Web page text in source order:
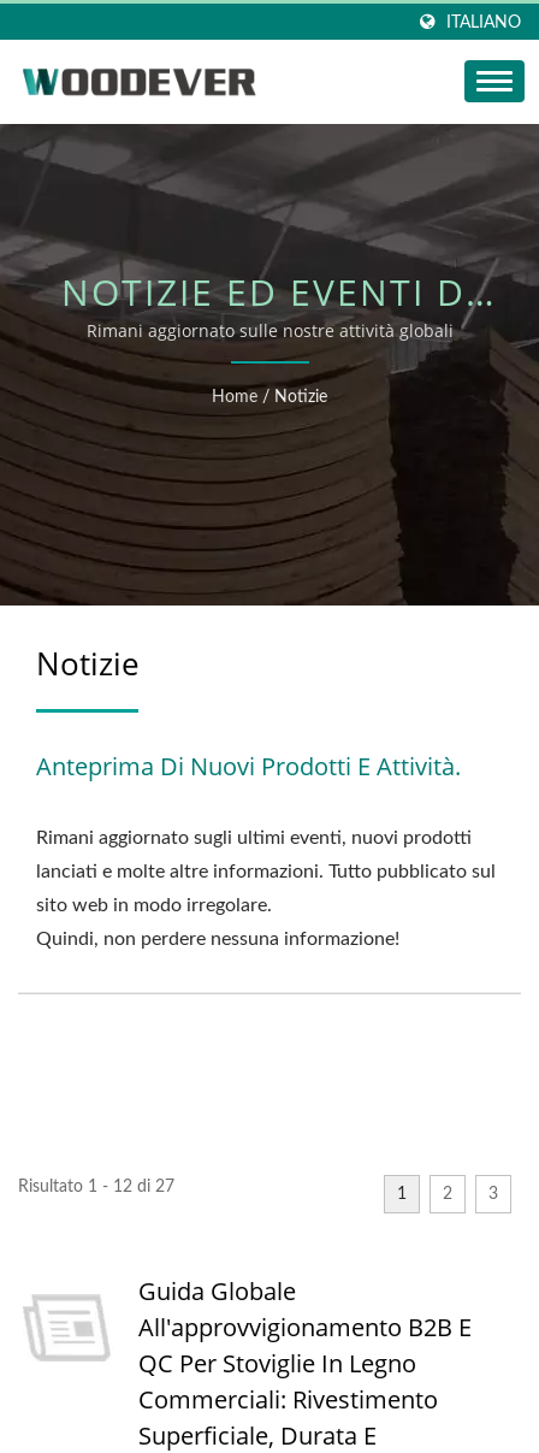
ITALIANO
NOTIZIE ED EVENTI DI
WOODEVER
Rimani aggiornato sulle nostre attività globali
Home / Notizie
Notizie
Anteprima Di Nuovi Prodotti E Attività.
Rimani aggiornato sugli ultimi eventi, nuovi prodotti
lanciati e molte altre informazioni. Tutto pubblicato sul
sito web in modo irregolare.
Quindi, non perdere nessuna informazione!
Risultato 1 - 12 di 27 1 2 3
Guida Globale
All'approvvigionamento B2B E
QC Per Stoviglie In Legno
Commerciali: Rivestimento
Superficiale, Durata E